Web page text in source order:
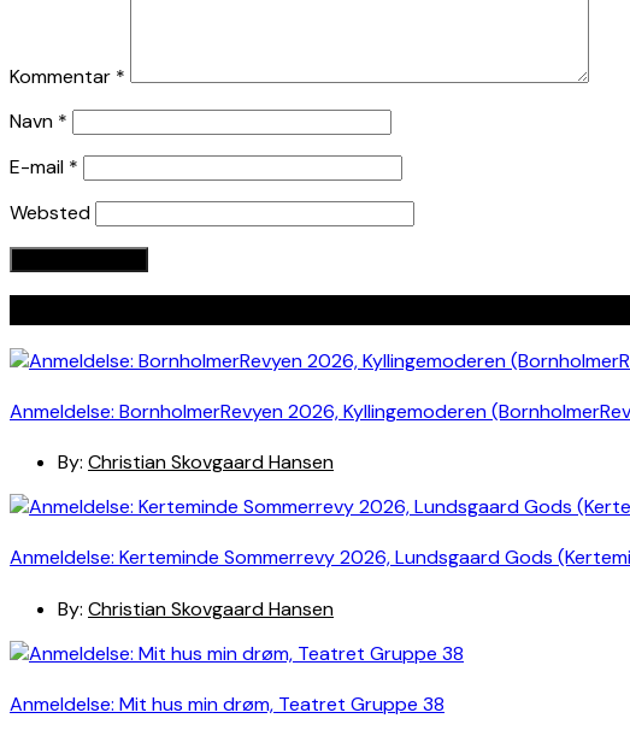
Kommentar *
Navn *
E-mail *
Websted
Anmeldelse: BornholmerRevyen 2026, Kyllingemoderen
By: Christian Skovgaard Hansen
Anmeldelse: Kerteminde Sommerrevy 2026, Lundsgaard Gods
By: Christian Skovgaard Hansen
Anmeldelse: Mit hus min drøm, Teatret Gruppe 38